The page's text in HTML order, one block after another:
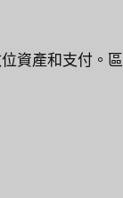
資產和支付。